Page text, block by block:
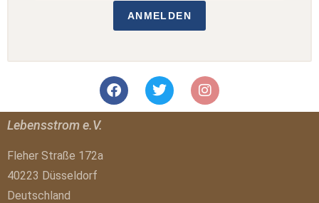
ANMELDEN
Lebensstrom e.V.
Fleher Straße 172a
40223 Düsseldorf
Deutschland